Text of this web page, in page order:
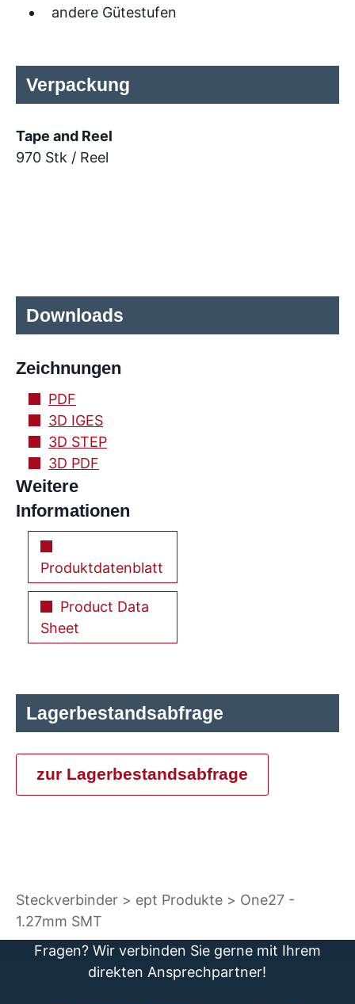
andere Gütestufen
Verpackung
Tape and Reel
970 Stk / Reel
Downloads
Zeichnungen
PDF
3D IGES
3D STEP
3D PDF
Weitere
Informationen
Produktdatenblatt
Product Data
Sheet
Lagerbestandsabfrage
zur Lagerbestandsabfrage
Steckverbinder ept Produkte
One27 -
1.27mm SMT
Fragen? Wir verbinden Sie gerne mit Ihrem
direkten Ansprechpartner!